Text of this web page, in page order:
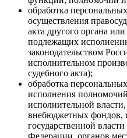
обработка
осуществления
акта другого органа
подлежащих
законодательством
исполнительном
судебного акта);
обработка
исполнения
исполнительной
внебюджетных фондов,
государственной
Федерации, органов